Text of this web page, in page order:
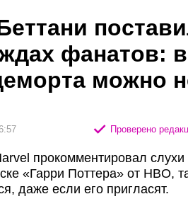
фанатов:
можно
Проверено
прокомментировал
«Гарри Поттера» от HBO,
даже если его пригласят.